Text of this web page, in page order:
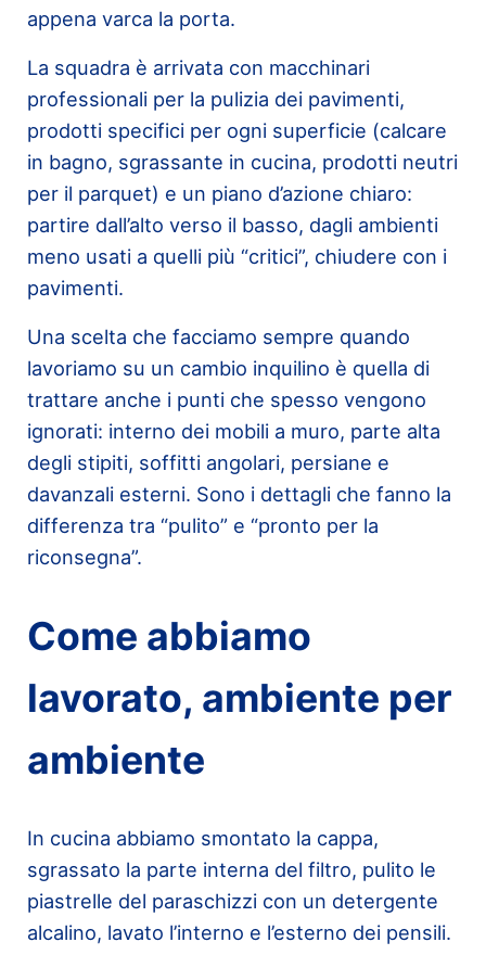
appena varca la porta.
La squadra è arrivata con macchinari
professionali per la pulizia dei pavimenti,
prodotti specifici per ogni superficie (calcare
in bagno, sgrassante in cucina, prodotti neutri
per il parquet) e un piano d’azione chiaro:
partire dall’alto verso il basso, dagli ambienti
meno usati a quelli più “critici”, chiudere con i
pavimenti.
Una scelta che facciamo sempre quando
lavoriamo su un cambio inquilino è quella di
trattare anche i punti che spesso vengono
ignorati: interno dei mobili a muro, parte alta
degli stipiti, soffitti angolari, persiane e
davanzali esterni. Sono i dettagli che fanno la
differenza tra “pulito” e “pronto per la
riconsegna”.
Come abbiamo
lavorato, ambiente per
ambiente
In cucina abbiamo smontato la cappa,
sgrassato la parte interna del filtro, pulito le
piastrelle del paraschizzi con un detergente
alcalino, lavato l’interno e l’esterno dei pensili.